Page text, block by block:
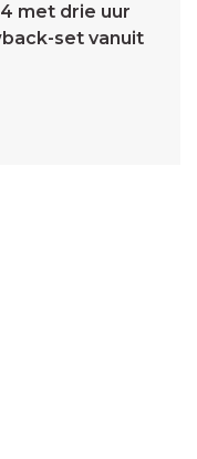
met drie uur
set vanuit